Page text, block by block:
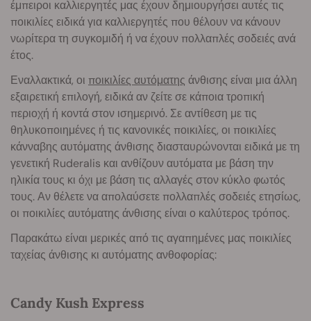
έμπειροι καλλιεργητές μας έχουν δημιουργήσει αυτές τις
ποικιλίες ειδικά για καλλιεργητές που θέλουν να κάνουν
νωρίτερα τη συγκομιδή ή να έχουν πολλαπλές σοδειές ανά
έτος.
Εναλλακτικά, οι ποικιλίες αυτόματης άνθισης είναι μια άλλη
εξαιρετική επιλογή, ειδικά αν ζείτε σε κάποια τροπική
περιοχή ή κοντά στον ισημερινό. Σε αντίθεση με τις
θηλυκοποιημένες ή τις κανονικές ποικιλίες, οι ποικιλίες
κάνναβης αυτόματης άνθισης διασταυρώνονται ειδικά με τη
γενετική Ruderalis και ανθίζουν αυτόματα με βάση την
ηλικία τους κι όχι με βάση τις αλλαγές στον κύκλο φωτός
τους. Αν θέλετε να απολαύσετε πολλαπλές σοδειές ετησίως,
οι ποικιλίες αυτόματης άνθισης είναι ο καλύτερος τρόπος.
Παρακάτω είναι μερικές από τις αγαπημένες μας ποικιλίες
ταχείας άνθισης κι αυτόματης ανθοφορίας:
Candy Kush Express